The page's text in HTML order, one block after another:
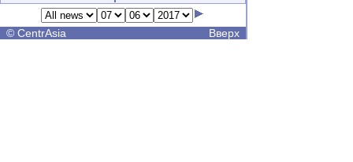
© CentrAsia Вверх